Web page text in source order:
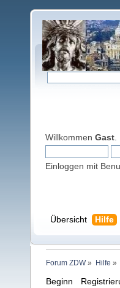
Willkommen Gast
Einloggen mit
Übersicht Hilfe
Forum ZDW» Hilfe »
Beginn